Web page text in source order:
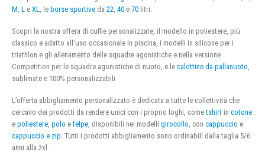
M L e XL , le borse sportive da 22 40 e 70 litri.
Scopri la nostra offera di cuffie personalizzate, il modello in poliestere, più
classico e adatto all’uso occasionale in piscina, i modelli in silicone per i
triathlon e gli allenamento delle squadre agonistiche e nella versione
Competition per le squadre agonistiche di nuoto, e le calottine da pallanuoto,
sublimate e 100% personalizzabili
L’offerta abbigliamento personalizzato è dedicata a tutte le collettività che
cercano dei prodotti da rendere unici con i proprio loghi, cometshirt in cotone
e poliestere, polo e felpe, disponibili nei modelli girocollo, con cappuccio e
cappuccio e zip. Tutti i prodotti abbigliamento sono ordinabili dalla taglia 5/6
anni alla 2xl.